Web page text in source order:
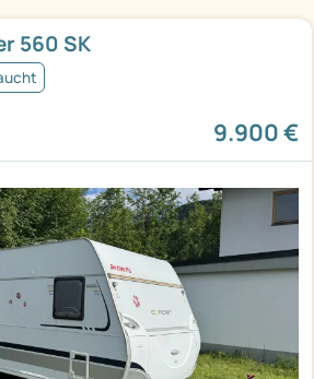
560 SK
9.900 €